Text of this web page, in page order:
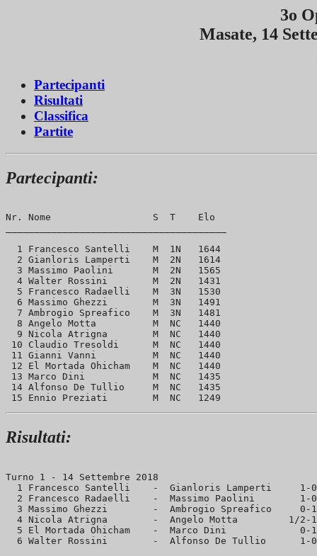
3o
Masate, 14
Partecipanti
Risultati
Classifica
Partite
Partecipanti:
Nr. Nome                  S  T    Elo
  1 Francesco Santelli    M  1N   1644
  2 Gianloris Lamperti    M  2N   1614
  3 Massimo Paolini       M  2N   1565
  4 Walter Rossini        M  2N   1431
  5 Francesco Radaelli    M  3N   1530
  6 Massimo Ghezzi        M  3N   1491
  7 Ambrogio Spreafico    M  3N   1481
  8 Angelo Motta          M  NC   1440
  9 Nicola Atrigna        M  NC   1440
10 Claudio Tresoldi      M  NC   1440
11 Gianni Vanni          M  NC   1440
12 El Mortada Ohicham    M  NC   1440
13 Marco Dini            M  NC   1435
14 Alfonso De Tullio     M  NC   1435
Risultati:
Turno 1 - 14 Settembre 2018
1 Francesco Santelli    -  Gianloris Lamperti
2 Francesco Radaelli    -  Massimo Paolini
3 Massimo Ghezzi        -  Ambrogio Spreafico
4 Nicola Atrigna        -  Angelo Motta         1/
5 El Mortada Ohicham    -  Marco Dini
6 Walter Rossini        -  Alfonso De Tullio